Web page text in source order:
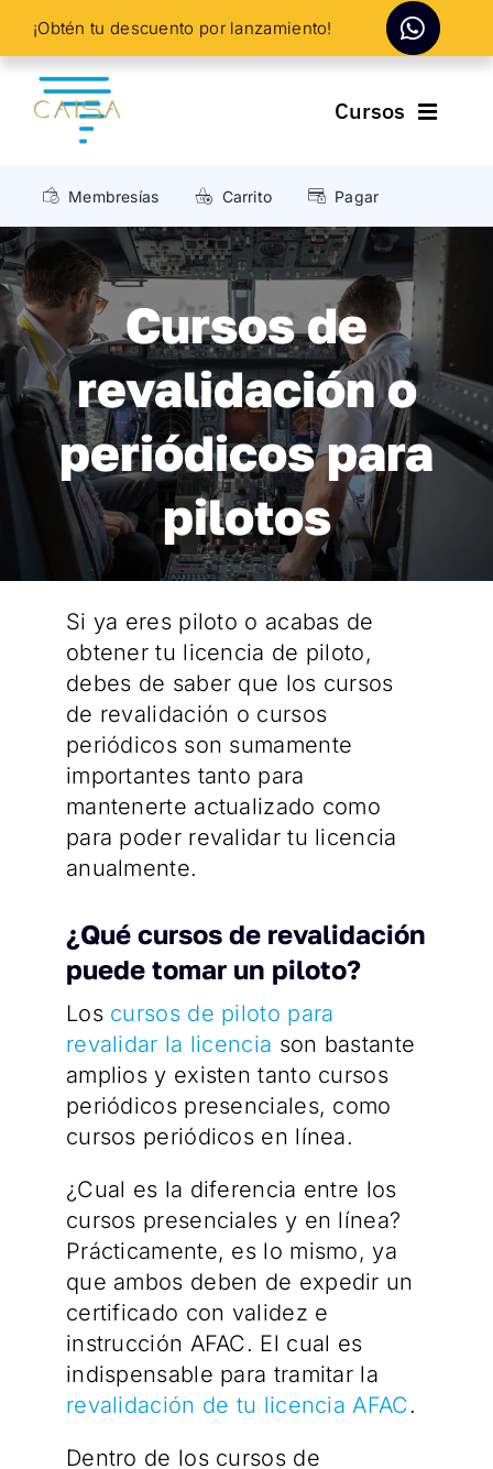
content
¡Obtén tu descuento por lanzamiento!
Cursos
Cursos De Piloto
Cursos De Sobrecargo
Cursos De Ofc. Operaciones
Cursos de Mecánico Aeronáutico
Membresías Carrito Pagar
Cursos de
revalidación o
periódicos para
pilotos
Si ya eres piloto o acabas de
obtener tu licencia de piloto,
debes de saber que los cursos
de revalidación o cursos
periódicos son sumamente
importantes tanto para
mantenerte actualizado como
para poder revalidar tu licencia
anualmente.
¿Qué cursos de revalidación
puede tomar un piloto?
Los cursos de piloto para
revalidar la licencia son bastante
amplios y existen tanto cursos
periódicos presenciales, como
cursos periódicos en línea.
¿Cual es la diferencia entre los
cursos presenciales y en línea?
Prácticamente, es lo mismo, ya
que ambos deben de expedir un
certificado con validez e
instrucción AFAC. El cual es
indispensable para tramitar la
revalidación de tu licencia AFAC.
Dentro de los cursos de